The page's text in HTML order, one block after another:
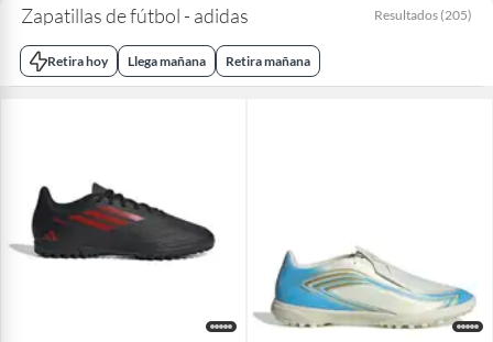
Zapatillas de fútbol - adidas Resultados (205)
Retira hoy Llega mañana Retira mañana